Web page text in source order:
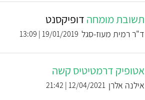
תשובת מומחה דופיקסנט
ד"ר רמית מעוז-סגל 19/01/2019 | 13:09
אטופיק דרמטיטיס קשה
אילנה אלרן 12/04/2021 | 21:42